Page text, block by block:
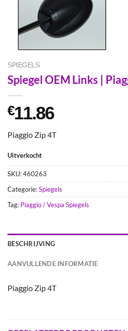
SPIEGELS
Spiegel OEM Links |
€11.86
Piaggio Zip 4T
Uitverkocht
SKU:460263
Categorie:Spiegels
Tag: Piaggio / Vespa Spiegels
BESCHRIJVING
AANVULLENDE INFORMATIE
Piaggio Zip 4T